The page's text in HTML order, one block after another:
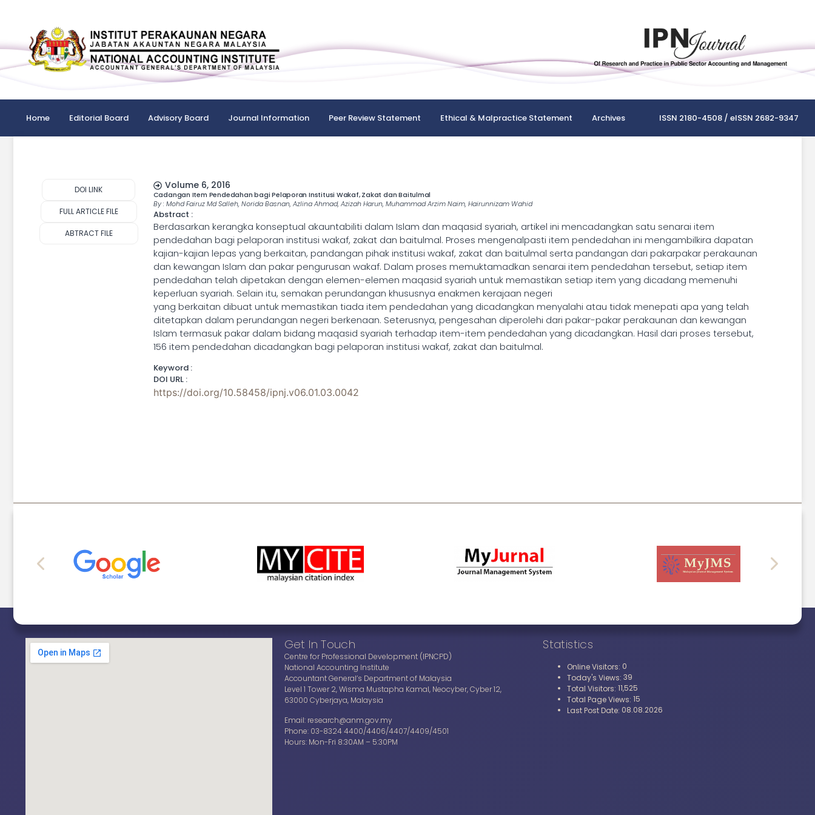
Home Editorial Board Advisory Board Journal Information Peer Review Statement Ethical & Malpractice Statement Archives ISSN 2180-4508 / eISSN 2682-9347
DOI LINK
FULL ARTICLE FILE
ABTRACT FILE
Volume 6, 2016
Cadangan Item Pendedahan bagi Pelaporan Institusi Wakaf, Zakat dan Baitulmal
By : Mohd Fairuz Md Salleh, Norida Basnan, Azlina Ahmad, Azizah Harun, Muhammad Arzim Naim, Hairunnizam Wahid
Abstract :
Berdasarkan kerangka konseptual akauntabiliti dalam Islam dan maqasid syariah, artikel ini mencadangkan satu senarai item
pendedahan bagi pelaporan institusi wakaf, zakat dan baitulmal. Proses mengenalpasti item pendedahan ini mengambilkira dapatan
kajian-kajian lepas yang berkaitan, pandangan pihak institusi wakaf, zakat dan baitulmal serta pandangan dari pakarpakar perakaunan
dan kewangan Islam dan pakar pengurusan wakaf. Dalam proses memuktamadkan senarai item pendedahan tersebut, setiap item
pendedahan telah dipetakan dengan elemen-elemen maqasid syariah untuk memastikan setiap item yang dicadang memenuhi
keperluan syariah. Selain itu, semakan perundangan khususnya enakmen kerajaan negeri
yang berkaitan dibuat untuk memastikan tiada item pendedahan yang dicadangkan menyalahi atau tidak menepati apa yang telah
ditetapkan dalam perundangan negeri berkenaan. Seterusnya, pengesahan diperolehi dari pakar-pakar perakaunan dan kewangan
Islam termasuk pakar dalam bidang maqasid syariah terhadap item-item pendedahan yang dicadangkan. Hasil dari proses tersebut,
156 item pendedahan dicadangkan bagi pelaporan institusi wakaf, zakat dan baitulmal.
Keyword :
DOI URL :
https://doi.org/10.58458/ipnj.v06.01.03.0042
Get In Touch
Centre for Professional Development (IPNCPD)
National Accounting Institute
Accountant General’s Department of Malaysia
Level 1 Tower 2, Wisma Mustapha Kamal, Neocyber, Cyber 12,
63000 Cyberjaya, Malaysia
Email: research@anm.gov.my
Phone: 03-8324 4400/4406/4407/4409/4501
Hours: Mon-Fri 8:30AM – 5:30PM
Statistics
Online Visitors: 0
Today's Views:39
Total Visitors:11,525
Total Page Views:15
Last Post Date: 08.08.2026